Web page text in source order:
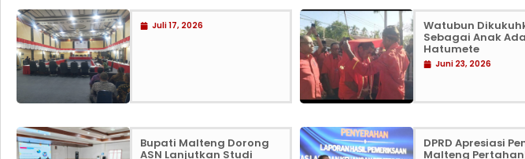
Juli 17, 2026 Watubun
Sebagai Anak
Hatumete
Juni 23, 2026
Bupati Malteng Dorong
ASN Lanjutkan Studi
DPRD Apresiasi
Malteng